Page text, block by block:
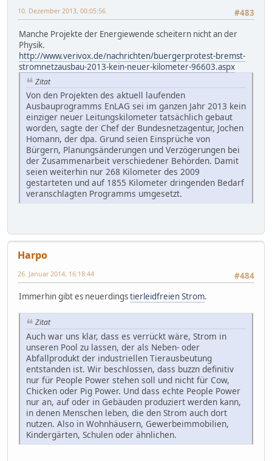
#483
10. Dezember 2013, 00:05:56
Manche Projekte der Energiewende scheitern nicht an der
Physik.
http://www.verivox.de/nachrichten/buergerprotest-bremst-
stromnetzausbau-2013-kein-neuer-kilometer-96603.aspx
Zitat
Von den Projekten des aktuell laufenden
Ausbauprogramms EnLAG sei im ganzen Jahr 2013 kein
einziger neuer Leitungskilometer tatsächlich gebaut
worden, sagte der Chef der Bundesnetzagentur, Jochen
Homann, der dpa. Grund seien Einsprüche von
Bürgern, Planungsänderungen und Verzögerungen bei
der Zusammenarbeit verschiedener Behörden. Damit
seien weiterhin nur 268 Kilometer des 2009
gestarteten und auf 1855 Kilometer dringenden Bedarf
veranschlagten Programms umgesetzt.
Harpo
#484
26. Januar 2014, 16:18:44
Immerhin gibt es neuerdingstierleidfreien Strom.
Zitat
Auch war uns klar, dass es verrückt wäre, Strom in
unseren Pool zu lassen, der als Neben- oder
Abfallprodukt der industriellen Tierausbeutung
entstanden ist. Wir beschlossen, dass buzzn definitiv
nur für People Power stehen soll und nicht für Cow,
Chicken oder Pig Power. Und dass echte People Power
nur an, auf oder in Gebäuden produziert werden kann,
in denen Menschen leben, die den Strom auch dort
nutzen. Also in Wohnhäusern, Gewerbeimmobilien,
Kindergärten, Schulen oder ähnlichen.